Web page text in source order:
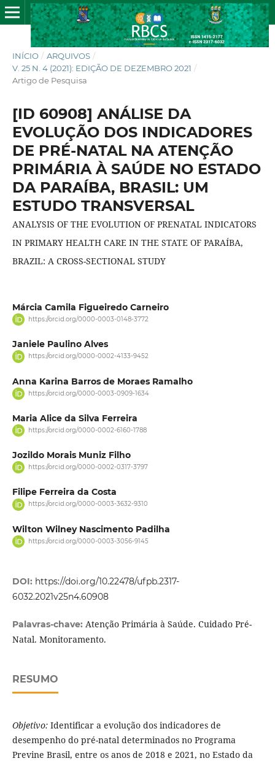
INÍCIO / ARQUIVOS /
V. 25 N. 4 (2021): EDIÇÃO DE DEZEMBRO 2021 /
Artigo de Pesquisa
[ID 60908] ANÁLISE DA
EVOLUÇÃO DOS INDICADORES
DE PRÉ-NATAL NA ATENÇÃO
PRIMÁRIA À SAÚDE NO ESTADO
DA PARAÍBA, BRASIL: UM
ESTUDO TRANSVERSAL
ANALYSIS OF THE EVOLUTION OF PRENATAL INDICATORS
IN PRIMARY HEALTH CARE IN THE STATE OF PARAÍBA,
BRAZIL: A CROSS-SECTIONAL STUDY
Márcia Camila Figueiredo Carneiro
https://orcid.org/0000-0003-0148-3772
Janiele Paulino Alves
https://orcid.org/0000-0002-4133-9452
Anna Karina Barros de Moraes Ramalho
https://orcid.org/0000-0003-0909-1634
Maria Alice da Silva Ferreira
https://orcid.org/0000-0002-6160-1788
Jozildo Morais Muniz Filho
https://orcid.org/0000-0002-0317-3797
Filipe Ferreira da Costa
https://orcid.org/0000-0003-3632-9310
Wilton Wilney Nascimento Padilha
https://orcid.org/0000-0003-3056-9145
DOI: https://doi.org/10.22478/ufpb.2317-
6032.2021v25n4.60908
Palavras-chave: Atenção Primária à Saúde. Cuidado Pré-
Natal. Monitoramento.
RESUMO
Objetivo:Identificar a evolução dos indicadores de
desempenho do pré-natal determinados no Programa
Previne Brasil, entre os anos de 2018 e 2021, no Estado da